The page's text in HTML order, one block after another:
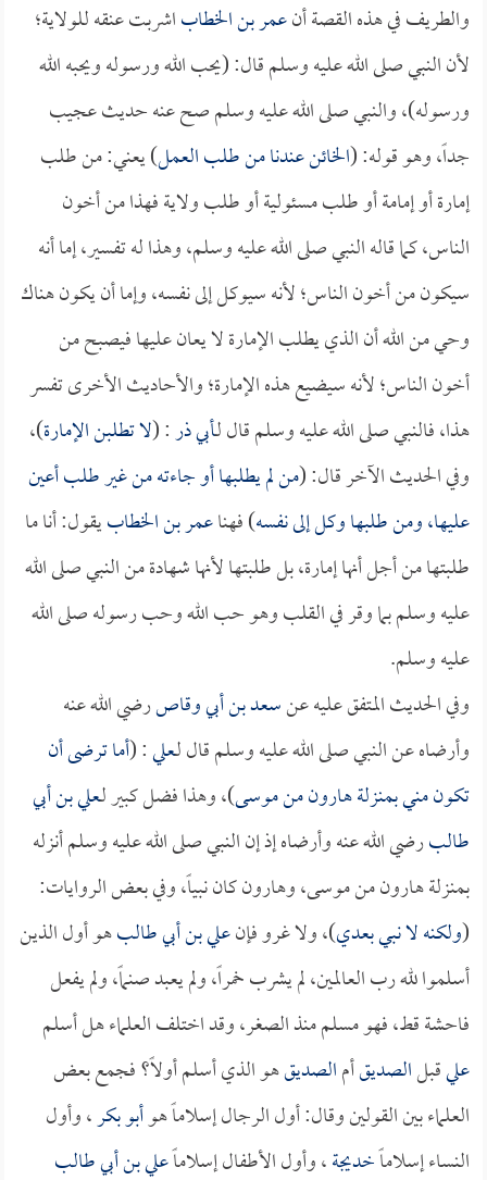
والطريف في هذه القصة أنعمر بن الخطاباشربت عنقه للولاية؛
لأن النبي صلى الله عليه وسلم قال: (يحب الله ورسوله ويحبه الله
ورسوله)، والنبي صلى الله عليه وسلم صح عنه حديث عجيب
جداً، وهو قوله: (الخائن عندنا من طلب العمل) يعني: من طلب
إمارة أو إمامة أو طلب مسئولية أو طلب ولاية فهذا من أخون
الناس، كما قاله النبي صلى الله عليه وسلم، وهذا له تفسير، إما أنه
سيكون من أخون الناس؛ لأنه سيوكل إلى نفسه، وإما أن يكون هناك
وحي من الله أن الذي يطلب الإمارة لا يعان عليها فيصبح من
أخون الناس؛ لأنه سيضيع هذه الإمارة؛ والأحاديث الأخرى تفسر
هذا، فالنبي صلى الله عليه وسلم قال لـأبي ذر: (لا تطلبن الإمارة)،
وفي الحديث الآخر قال: (من لم يطلبها أو جاءته من غير طلب أعين
عليها، ومن طلبها وكل إلى نفسه) فهناعمر بن الخطابيقول: أنا ما
طلبتها من أجل أنها إمارة، بل طلبتها لأنها شهادة من النبي صلى الله
عليه وسلم بما وقر في القلب وهو حب الله وحب رسوله صلى الله
عليه وسلم.
وفي الحديث المتفق عليه عنسعد بن أبي وقاصرضي الله عنه
وأرضاه عن النبي صلى الله عليه وسلم قال لـعلي: (أما ترضى أن
تكون مني بمنزلة هارون من موسى)، وهذا فضل كبير لـعلي بن أبي
طالبرضي الله عنه وأرضاه إذ إن النبي صلى الله عليه وسلم أنزله
بمنزلة هارون من موسى، وهارون كان نبياً، وفي بعض الروايات:
(ولكنه لا نبي بعدي)، ولا غرو فإنعلي بن أبي طالبهو أول الذين
أسلموا لله رب العالمين، لم يشرب خمراً، ولم يعبد صنماً، ولم يفعل
فاحشة قط، فهو مسلم منذ الصغر، وقد اختلف العلماء هل أسلم
عليقبلالصديقأمالصديقهو الذي أسلم أولاً؟ فجمع بعض
العلماء بين القولين وقال: أول الرجال إسلاماً هوأبو بكر، وأول
النساء إسلاماًخديجة، وأول الأطفال إسلاماًعلي بن أبي طالب